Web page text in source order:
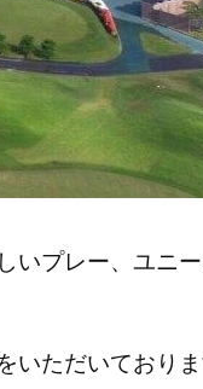
いプレー、ユニ
いただいておりま